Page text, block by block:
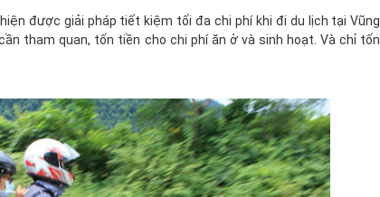
được giải pháp tiết kiệm tối đa chi phí khi đi du lịch tại Vũng
tham quan, tốn tiền cho chi phí ăn ở và sinh hoạt. Và chỉ tốn